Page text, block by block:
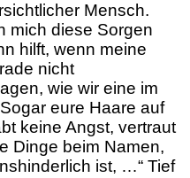
Mensch.
mich diese Sorgen
hilft, wenn meine
nicht
wie wir eine im
eure Haare auf
keine Angst, vertraut
Dinge beim Namen,
ist, …“ Tief